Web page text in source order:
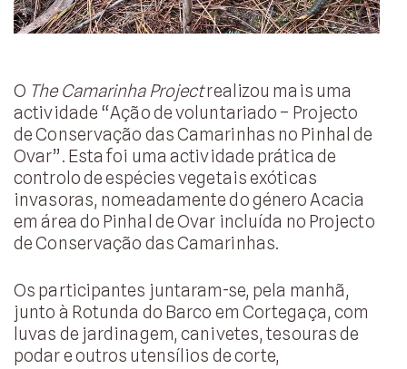
O The Camarinha Projectrealizou mais uma
actividade “Ação de voluntariado – Projecto
de Conservação das Camarinhas no Pinhal de
Ovar”. Esta foi uma actividade prática de
controlo de espécies vegetais exóticas
invasoras, nomeadamente do género Acacia
em área do Pinhal de Ovar incluída no Projecto
de Conservação das Camarinhas.
Os participantes juntaram-se, pela manhã,
junto à Rotunda do Barco em Cortegaça, com
luvas de jardinagem, canivetes, tesouras de
podar e outros utensílios de corte,